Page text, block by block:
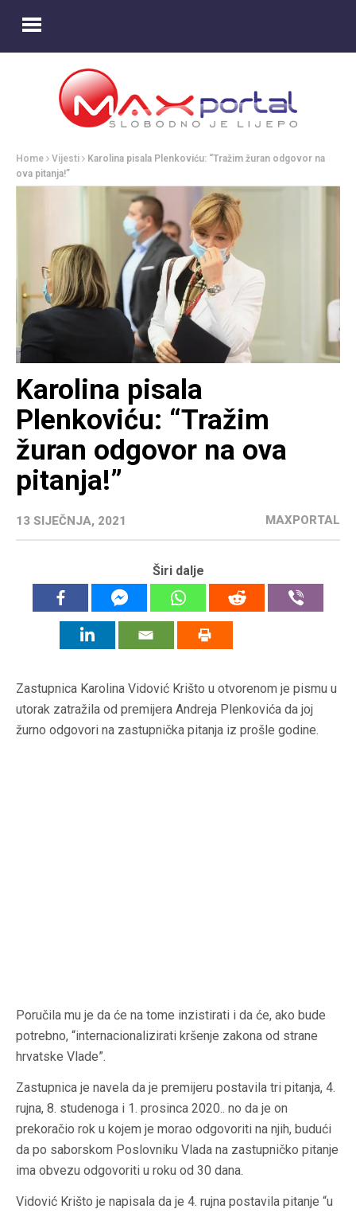
Home Vijesti
Karolina pisala Plenkoviću: “Tražim žuran odgovor na
ova pitanja!”
Karolina pisala
Plenkoviću: “Tražim
žuran odgovor na ova
pitanja!”
13 SIJEČNJA, 2021 MAXPORTAL
Širi dalje
Zastupnica Karolina Vidović Krišto u otvorenom je pismu u
utorak zatražila od premijera Andreja Plenkovića da joj
žurno odgovori na zastupnička pitanja iz prošle godine.
Poručila mu je da će na tome inzistirati i da će, ako bude
potrebno, “internacionalizirati kršenje zakona od strane
hrvatske Vlade”.
Zastupnica je navela da je premijeru postavila tri pitanja, 4.
rujna, 8. studenoga i 1. prosinca 2020.. no da je on
prekoračio rok u kojem je morao odgovoriti na njih, budući
da po saborskom Poslovniku Vlada na zastupničko pitanje
ima obvezu odgovoriti u roku od 30 dana.
Vidović Krišto je napisala da je 4. rujna postavila pitanje “u